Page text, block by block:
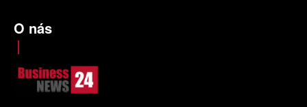
O nás